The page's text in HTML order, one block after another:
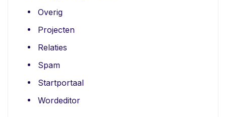
Overig
Projecten
Relaties
Spam
Startportaal
Wordeditor